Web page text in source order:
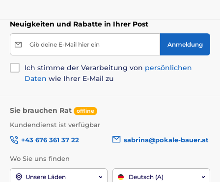
Neuigkeiten und Rabatte in Ihrer Post
Gib deine E-Mail hier ein Anmeldung
Ich stimme der Verarbeitung von persönlichen
Daten wie Ihrer E-Mail zu
Sie brauchen Rat offline
Kundendienst ist verfügbar
+43 676 361 37 22
sabrina@pokale-bauer.at
Wo Sie uns finden
Unsere Läden Deutsch (A)